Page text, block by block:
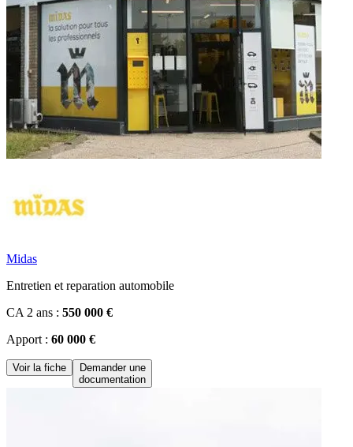
Midas
Entretien et reparation automobile
CA 2 ans : 550 000 €
Apport : 60 000 €
Voir la fiche
Demander une
documentation